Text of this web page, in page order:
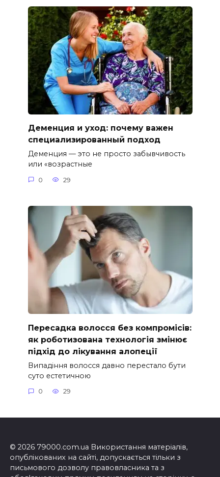
Деменция и уход: почему важен
специализированный подход
Деменция — это не просто забывчивость
или «возрастные
0 29
Пересадка волосся без компромісів:
як роботизована технологія змінює
підхід до лікування алопеції
Випадіння волосся давно перестало бути
суто естетичною
0 29
© 2026 79000.com.ua Використання матеріалів,
опублікованих на сайті, допускається тільки з
письмового дозволу правовласника та з